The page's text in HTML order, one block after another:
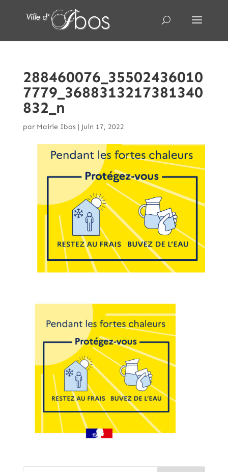
288460076_35502436010
7779_3688313217381340
832_n
par Mairie Ibos| Juin 17, 2022